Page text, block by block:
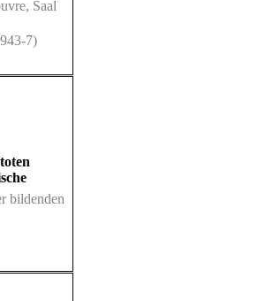
Saal
7)
bildenden